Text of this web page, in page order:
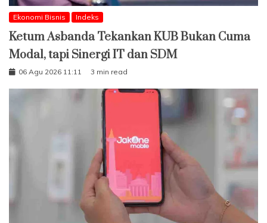
Ekonomi Bisnis Indeks
Ketum Asbanda Tekankan KUB Bukan Cuma
Modal, tapi Sinergi IT dan SDM
06 Agu 2026 11:11 3 min read